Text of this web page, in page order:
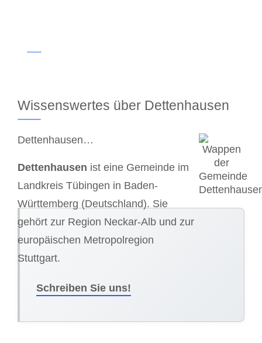
Wissenswertes über Dettenhausen
Dettenhausen…
Dettenhausen ist eine Gemeinde im
Landkreis Tübingen in Baden-
Württemberg (Deutschland). Sie
gehört zur Region Neckar-Alb und zur
europäischen Metropolregion
Stuttgart.
Schreiben Sie uns!